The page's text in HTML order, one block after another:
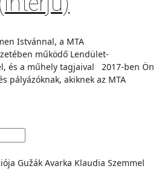
Istvánnal, a MTA
működő Lendület-
és a műhely tagjaival 2017-ben Ön
pályázóknak, akiknek az MTA